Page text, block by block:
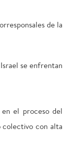
de la
se enfrentan
en el proceso del
colectivo con alta